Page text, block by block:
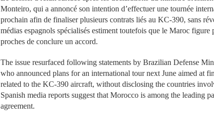
Monteiro, qui a annoncé son intention d’effectuer une tournée
prochain afin de finaliser plusieurs contrats liés au KC-390, sans
médias espagnols spécialisés estiment toutefois que le Maroc figure
proches de conclure un accord.
The issue resurfaced following statements by Brazilian Defense
who announced plans for an international tour next June aimed at
related to the KC-390 aircraft, without disclosing the countries
Spanish media reports suggest that Morocco is among the leading
agreement.